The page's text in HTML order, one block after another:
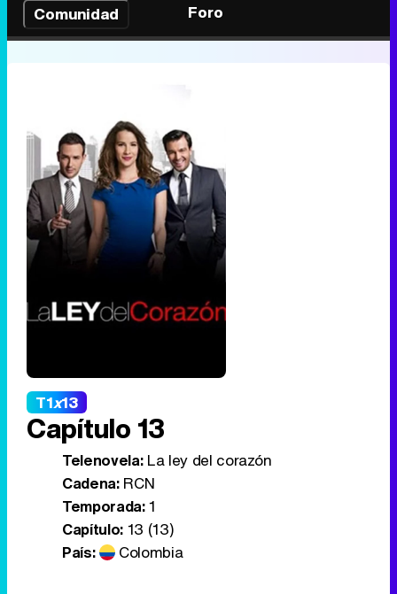
Comunidad
Foro
T1x13
Capítulo 13
Telenovela:La ley del corazón
Cadena:RCN
Temporada:1
Capítulo:13 (13)
País:
Colombia